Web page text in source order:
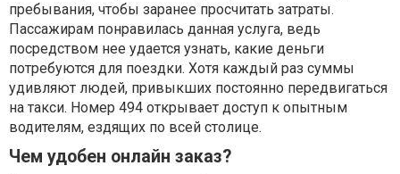
пребывания, чтобы заранее просчитать затраты.
Пассажирам понравилась данная услуга, ведь
посредством нее удается узнать, какие деньги
потребуются для поездки. Хотя каждый раз суммы
удивляют людей, привыкших постоянно передвигаться
на такси. Номер 494 открывает доступ к опытным
водителям, ездящих по всей столице.
Чем удобен онлайн заказ?